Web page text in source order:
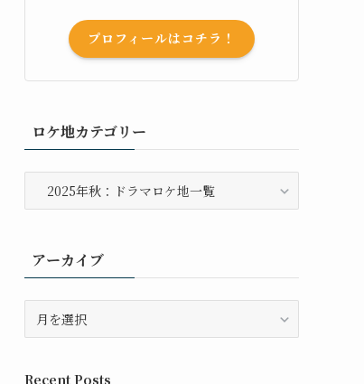
プロフィールはコチラ！
ロケ地カテゴリー
テ
ゴ
リ
アーカイブ
Recent Posts